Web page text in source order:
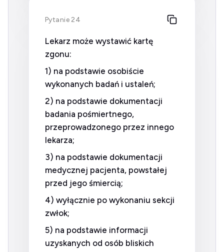
Pytanie 24
Lekarz może wystawić kartę
zgonu:
1) na podstawie osobiście
wykonanych badań i ustaleń;
2) na podstawie dokumentacji
badania pośmiertnego,
przeprowadzonego przez innego
lekarza;
3) na podstawie dokumentacji
medycznej pacjenta, powstałej
przed jego śmiercią;
4) wyłącznie po wykonaniu sekcji
zwłok;
5) na podstawie informacji
uzyskanych od osób bliskich